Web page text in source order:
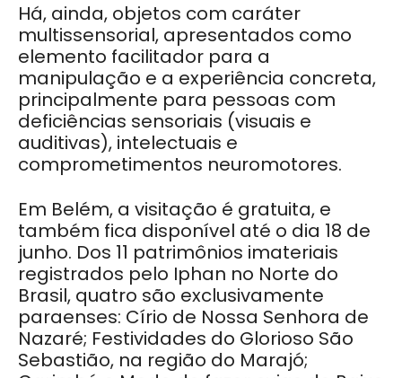
Há, ainda, objetos com caráter
multissensorial, apresentados como
elemento facilitador para a
manipulação e a experiência concreta,
principalmente para pessoas com
deficiências sensoriais (visuais e
auditivas), intelectuais e
comprometimentos neuromotores.
Em Belém, a visitação é gratuita, e
também fica disponível até o dia 18 de
junho. Dos 11 patrimônios imateriais
registrados pelo Iphan no Norte do
Brasil, quatro são exclusivamente
paraenses: Círio de Nossa Senhora de
Nazaré; Festividades do Glorioso São
Sebastião, na região do Marajó;